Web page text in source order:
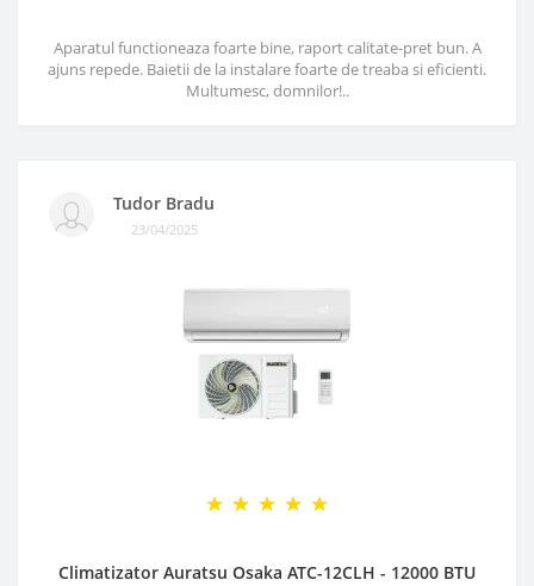
Aparatul functioneaza foarte bine, raport calitate-pret bun. A
ajuns repede. Baietii de la instalare foarte de treaba si eficienti.
Multumesc, domnilor!..
Tudor Bradu
23/04/2025
Climatizator Auratsu Osaka ATC-12CLH - 12000 BTU